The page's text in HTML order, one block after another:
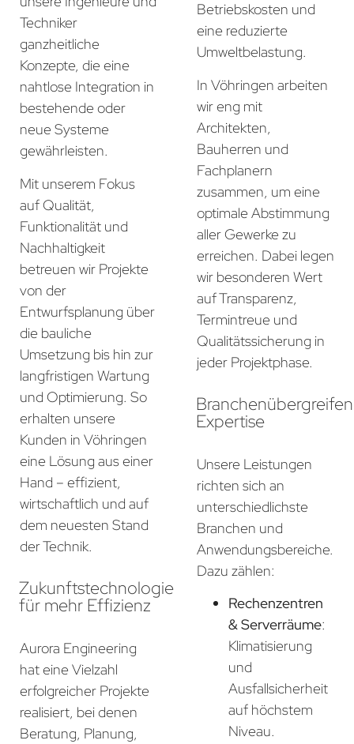
Techniker
ganzheitliche
Konzepte, die eine
nahtlose Integration in
bestehende oder
neue Systeme
gewährleisten.
Mit unserem Fokus
auf Qualität,
Funktionalität und
Nachhaltigkeit
betreuen wir Projekte
von der
Entwurfsplanung über
die bauliche
Umsetzung bis hin zur
langfristigen Wartung
und Optimierung. So
erhalten unsere
Kunden in Vöhringen
eine Lösung aus einer
Hand – effizient,
wirtschaftlich und auf
dem neuesten Stand
der Technik.
Zukunftstechnologie
für mehr Effizienz
Aurora Engineering
hat eine Vielzahl
erfolgreicher Projekte
realisiert, bei denen
Beratung, Planung,
Betriebskosten und
eine reduzierte
Umweltbelastung.
In Vöhringen arbeiten
wir eng mit
Architekten,
Bauherren und
Fachplanern
zusammen, um eine
optimale Abstimmung
aller Gewerke zu
erreichen. Dabei legen
wir besonderen Wert
auf Transparenz,
Termintreue und
Qualitätssicherung in
jeder Projektphase.
Expertise
Unsere Leistungen
richten sich an
unterschiedlichste
Branchen und
Anwendungsbereiche.
Dazu zählen:
Rechenzentren
& Serverräume:
Klimatisierung
und
Ausfallsicherheit
auf höchstem
Niveau.